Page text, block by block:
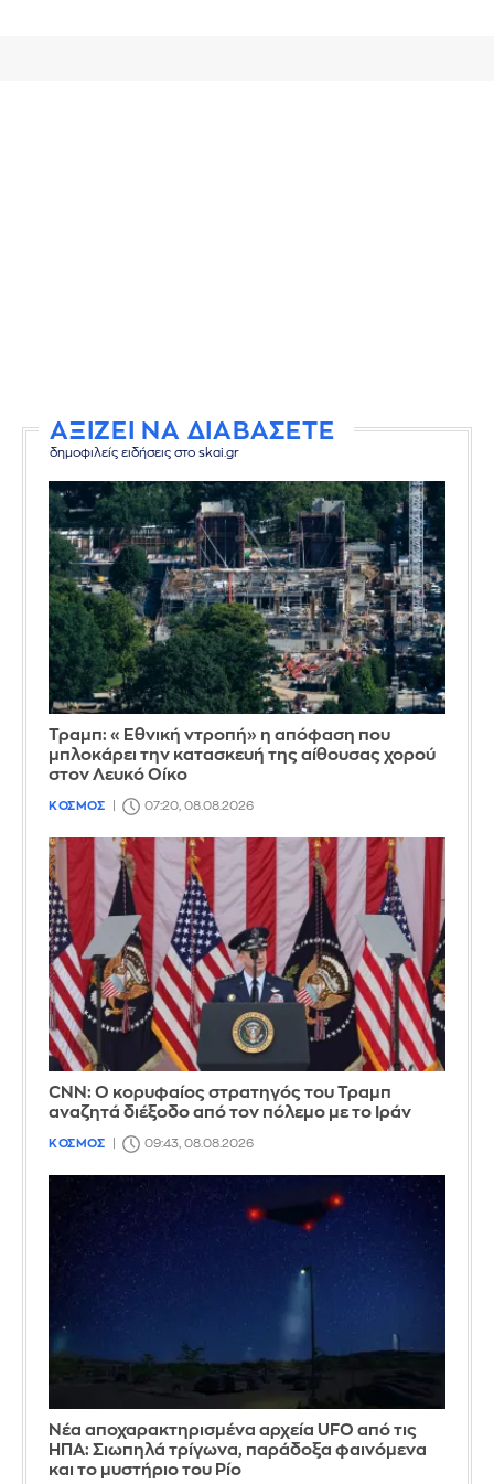
ΑΞΙΖΕΙ ΝΑ ΔΙΑΒΑΣΕΤΕ
δημοφιλείς ειδήσεις στο skai.gr
Τραμπ: «Εθνική ντροπή» η απόφαση που
μπλοκάρει την κατασκευή της αίθουσας χορού
στον Λευκό Οίκο
ΚΟΣΜΟΣ 07:20, 08.08.2026
CNN: Ο κορυφαίος στρατηγός του Τραμπ
αναζητά διέξοδο από τον πόλεμο με το Ιράν
ΚΟΣΜΟΣ 09:43, 08.08.2026
Νέα αποχαρακτηρισμένα αρχεία UFO από τις
ΗΠΑ: Σιωπηλά τρίγωνα, παράδοξα φαινόμενα
και το μυστήριο του Ρίο